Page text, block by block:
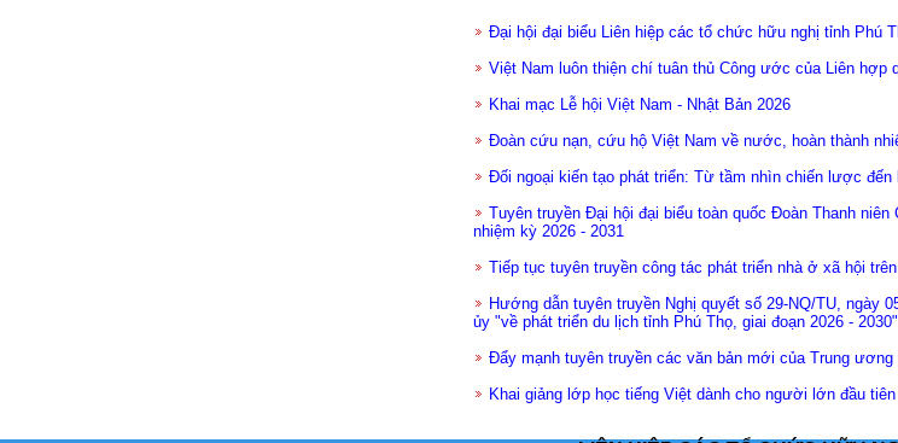
Đại hội đại biểu Liên hiệp các tổ chức hữu nghị tỉnh Phú
Việt Nam luôn thiện chí tuân thủ Công ước của Liên hợp
Khai mạc Lễ hội Việt Nam - Nhật Bản 2026
Đoàn cứu nạn, cứu hộ Việt Nam về nước, hoàn thành
Đối ngoại kiến tạo phát triển: Từ tầm nhìn chiến lược
Tuyên truyền Đại hội đại biểu toàn quốc Đoàn Thanh
nhiệm kỳ 2026 - 2031
Tiếp tục tuyên truyền công tác phát triển nhà ở xã hội
Hướng dẫn tuyên truyền Nghị quyết số 29-NQ/TU, ngày
ủy "về phát triển du lịch tỉnh Phú Thọ, giai đoạn 2026 - 2030"
Đẩy mạnh tuyên truyền các văn bản mới của Trung
Khai giảng lớp học tiếng Việt dành cho người lớn đầu